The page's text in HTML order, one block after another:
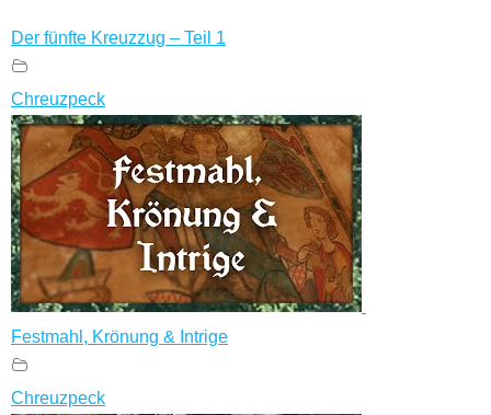
Der fünfte Kreuzzug – Teil 1
Chreuzpeck
Festmahl, Krönung & Intrige
Chreuzpeck